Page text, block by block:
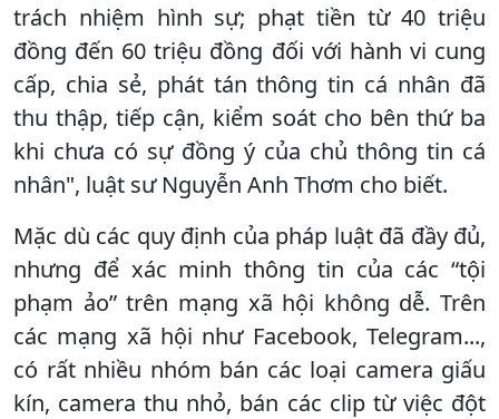
trách nhiệm hình sự; phạt tiền từ 40 triệu
đồng đến 60 triệu đồng đối với hành vi cung
cấp, chia sẻ, phát tán thông tin cá nhân đã
thu thập, tiếp cận, kiểm soát cho bên thứ ba
khi chưa có sự đồng ý của chủ thông tin cá
nhân", luật sư Nguyễn Anh Thơm cho biết.
Mặc dù các quy định của pháp luật đã đầy đủ,
nhưng để xác minh thông tin của các “tội
phạm ảo” trên mạng xã hội không dễ. Trên
các mạng xã hội như Facebook, Telegram...,
có rất nhiều nhóm bán các loại camera giấu
kín, camera thu nhỏ, bán các clip từ việc đột